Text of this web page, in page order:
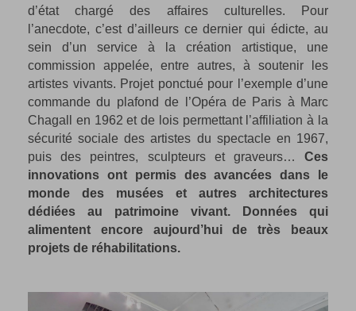
d’état chargé des affaires culturelles. Pour
l’anecdote, c’est d’ailleurs ce dernier qui édicte, au
sein d’un service à la création artistique, une
commission appelée, entre autres, à soutenir les
artistes vivants. Projet ponctué pour l’exemple d’une
commande du plafond de l’Opéra de Paris à Marc
Chagall en 1962 et de lois permettant l’affiliation à la
sécurité sociale des artistes du spectacle en 1967,
puis des peintres, sculpteurs et graveurs… Ces
innovations ont permis des avancées dans le
monde des musées et autres architectures
dédiées au patrimoine vivant. Données qui
alimentent encore aujourd’hui de très beaux
projets de réhabilitations.